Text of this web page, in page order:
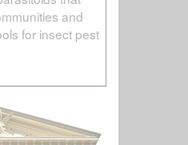
and
for insect pest